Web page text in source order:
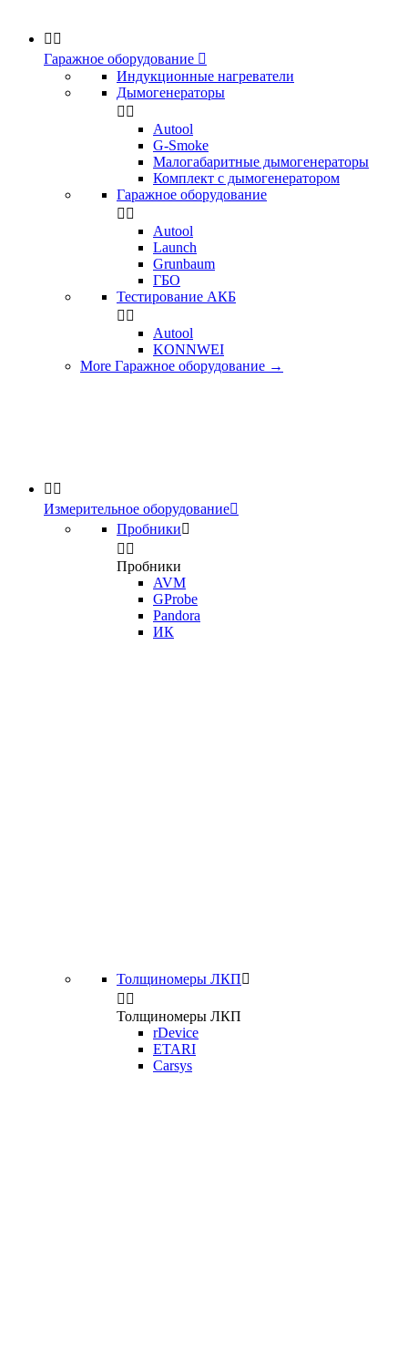
 
Гаражное оборудование 
Индукционные нагреватели
Дымогенераторы
 
Аutool
G-Smoke
Малогабаритные дымогенераторы
Комплект с дымогенератором
Гаражное оборудование
 
Autool
Launch
Grunbaum
ГБО
Тестирование АКБ
 
Autool
KONNWEI
More Гаражное оборудование →
 
Измерительное оборудование
Пробники
 
Пробники
AVM
GProbe
Pandora
ИК
Толщиномеры ЛКП
 
Толщиномеры ЛКП
rDevice
ETARI
Carsys